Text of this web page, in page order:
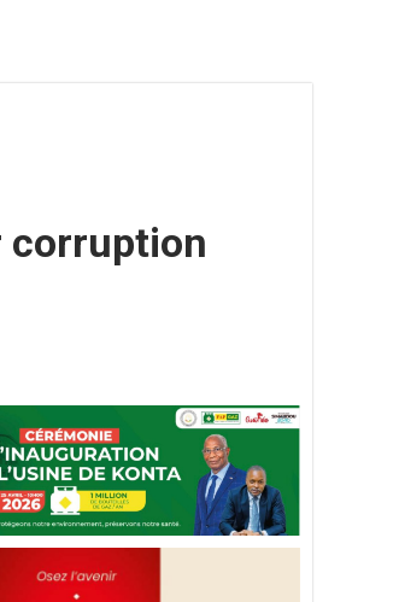
corruption